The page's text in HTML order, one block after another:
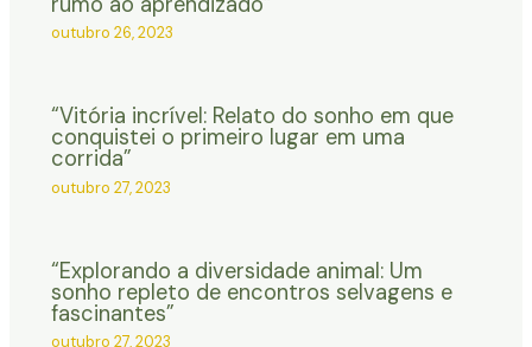
outubro 26, 2023
“Vitória incrível: Relato do sonho em que
conquistei o primeiro lugar em uma
corrida”
outubro 27, 2023
“Explorando a diversidade animal: Um
sonho repleto de encontros selvagens e
fascinantes”
outubro 27, 2023